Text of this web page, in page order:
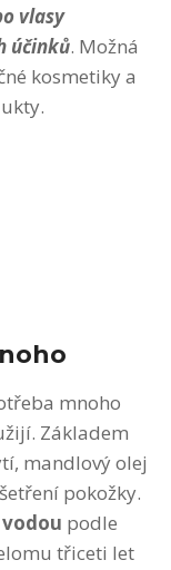
vlasy
účinků. Možná
kosmetiky a
mnoho
Základem
mandlový olej
pokožky.
podle
třiceti let